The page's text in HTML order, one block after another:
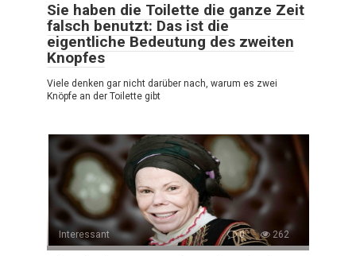
Sie haben die Toilette die ganze Zeit
falsch benutzt: Das ist die
eigentliche Bedeutung des zweiten
Knopfes
Viele denken gar nicht darüber nach, warum es zwei
Knöpfe an der Toilette gibt
Interessant 0 262